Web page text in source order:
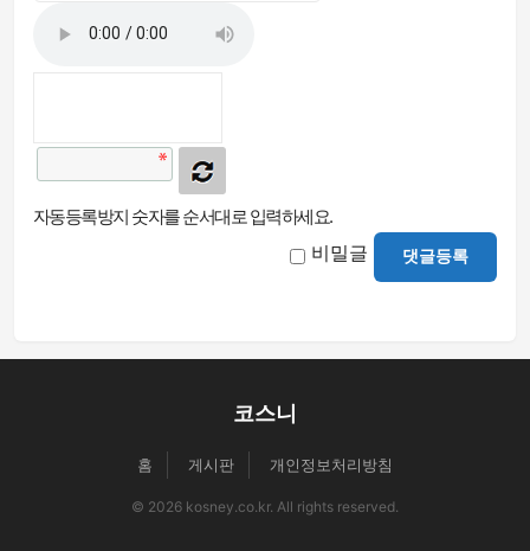
자동등록방지 숫자를 순서대로 입력하세요.
비밀글 댓글등록
코스니
홈 게시판 개인정보처리방침
© 2026 kosney.co.kr. All rights reserved.